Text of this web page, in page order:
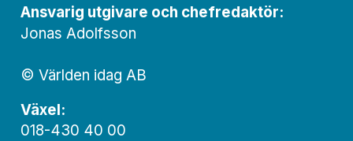
Ansvarig utgivare och chef­redaktör:
Jonas Adolfsson
© Världen idag AB
Växel:
018-430 40 00